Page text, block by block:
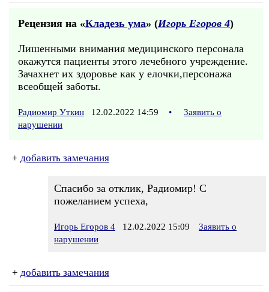
Рецензия на «Кладезь ума» (Игорь Егоров 4)
Лишенными внимания медицинского персонала
окажутся пациенты этого лечебного учреждение.
Зачахнет их здоровье как у елочки,персонажа
всеобщей заботы.
Радиомир Уткин 12.02.2022 14:59 •
Заявить о
нарушении
+ добавить замечания
Спасибо за отклик, Радиомир! С
пожеланием успеха,
Игорь Егоров 4 12.02.2022 15:09
Заявить о
нарушении
+ добавить замечания